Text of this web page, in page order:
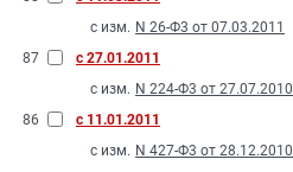
с изм. N 26-Ф3 от 07.03.2011
87
с 27.01.2011
с изм. N 224-Ф3 от 27.07.2010
86
с 11.01.2011
с изм. N 427-Ф3 от 28.12.2010